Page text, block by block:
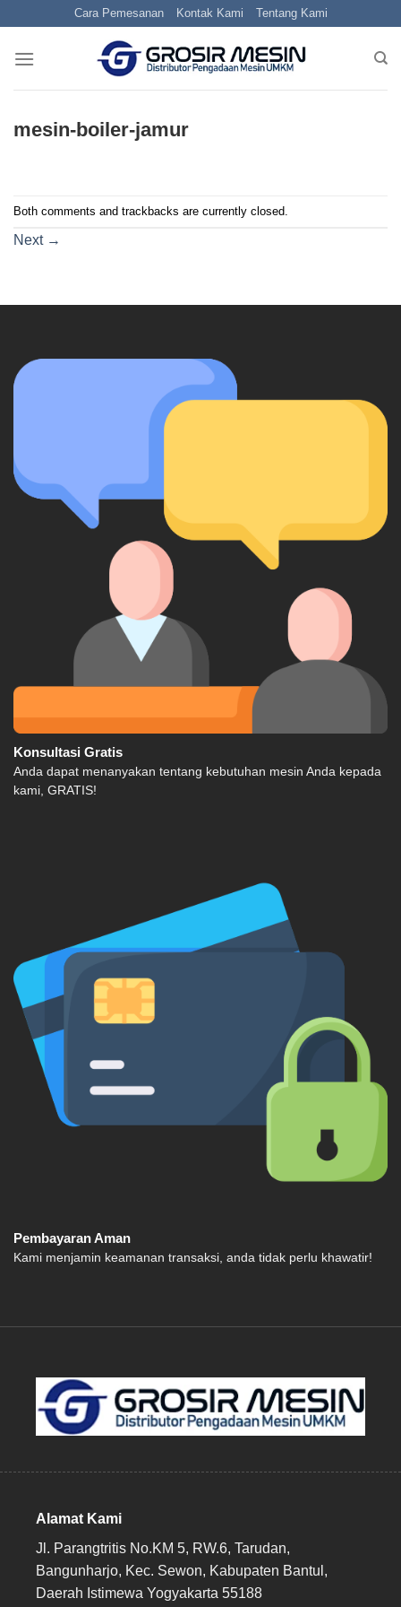
content
Cara Pemesanan Kontak Kami Tentang Kami
mesin-boiler-jamur
Both comments and trackbacks are currently closed.
Next →
Konsultasi Gratis
Anda dapat menanyakan tentang kebutuhan mesin Anda kepada
kami, GRATIS!
Pembayaran Aman
Kami menjamin keamanan transaksi, anda tidak perlu khawatir!
Alamat Kami
Jl. Parangtritis No.KM 5, RW.6, Tarudan,
Bangunharjo, Kec. Sewon, Kabupaten Bantul,
Daerah Istimewa Yogyakarta 55188